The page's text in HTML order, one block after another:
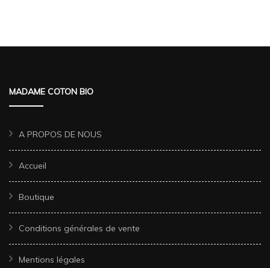
MADAME COTON BIO
A PROPOS DE NOUS
Accueil
Boutique
Conditions générales de vente
Mentions légales